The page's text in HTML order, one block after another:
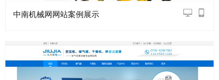
中南机械网网站案例展示